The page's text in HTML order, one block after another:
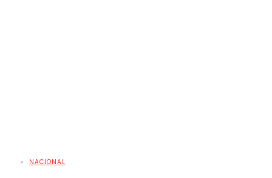
NACIONAL